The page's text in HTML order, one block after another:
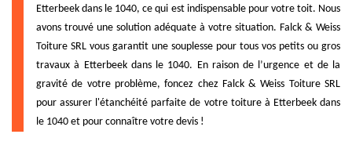
Etterbeek dans le 1040, ce qui est indispensable pour votre toit. Nous
avons trouvé une solution adéquate à votre situation. Falck & Weiss
Toiture SRL vous garantit une souplesse pour tous vos petits ou gros
travaux à Etterbeek dans le 1040. En raison de l’urgence et de la
gravité de votre problème, foncez chez Falck & Weiss Toiture SRL
pour assurer l'étanchéité parfaite de votre toiture à Etterbeek dans
le 1040 et pour connaître votre devis !